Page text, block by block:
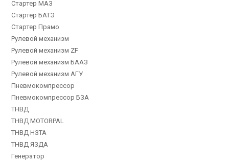
Стартер МАЗ
Стартер БАТЭ
Стартер Прамо
Рулевой механизм
Рулевой механизм ZF
Рулевой механизм БААЗ
Рулевой механизм АГУ
Пневмокомпрессор
Пневмокомпрессор БЗА
ТНВД
ТНВД MOTORPAL
ТНВД НЗТА
ТНВД ЯЗДА
Генератор